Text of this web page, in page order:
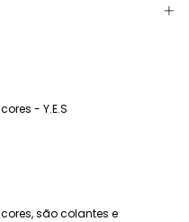
- Y.E.S
são colantes e